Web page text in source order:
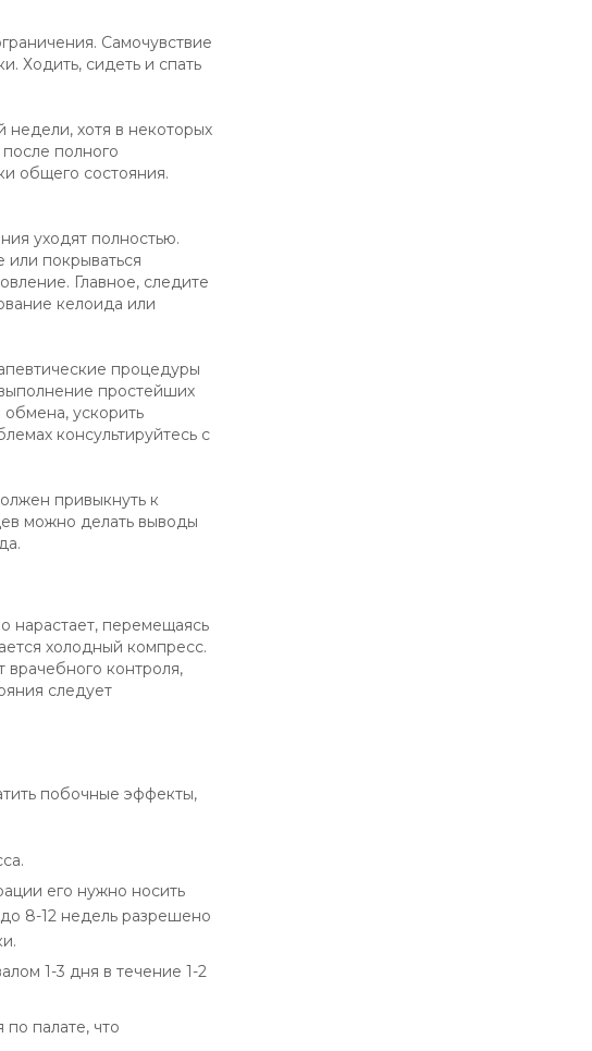
Самочувствие
Ходить, сидеть и спать
недели, хотя в некоторых
полного
общего состояния.
уходят полностью.
покрываться
Главное, следите
келоида или
процедуры
простейших
ускорить
консультируйтесь с
привыкнуть к
можно делать выводы
нарастает, перемещаясь
холодный компресс.
контроля,
следует
побочные эффекты,
его нужно носить
8-12 недель разрешено
1-3 дня в течение 1-2
палате, что